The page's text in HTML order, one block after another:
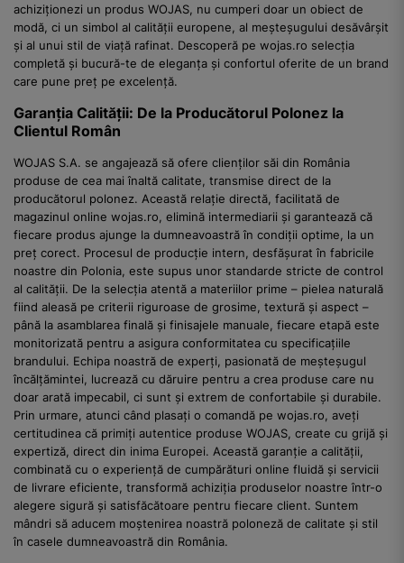
achiziționezi un produs WOJAS, nu cumperi doar un obiect de
modă, ci un simbol al calității europene, al meșteșugului desăvârșit
și al unui stil de viață rafinat. Descoperă pe wojas.ro selecția
completă și bucură-te de eleganța și confortul oferite de un brand
care pune preț pe excelență.
Garanția Calității: De la Producătorul Polonez la
Clientul Român
WOJAS S.A. se angajează să ofere clienților săi din România
produse de cea mai înaltă calitate, transmise direct de la
producătorul polonez. Această relație directă, facilitată de
magazinul online wojas.ro, elimină intermediarii și garantează că
fiecare produs ajunge la dumneavoastră în condiții optime, la un
preț corect. Procesul de producție intern, desfășurat în fabricile
noastre din Polonia, este supus unor standarde stricte de control
al calității. De la selecția atentă a materiilor prime – pielea naturală
fiind aleasă pe criterii riguroase de grosime, textură și aspect –
până la asamblarea finală și finisajele manuale, fiecare etapă este
monitorizată pentru a asigura conformitatea cu specificațiile
brandului. Echipa noastră de experți, pasionată de meșteșugul
încălțămintei, lucrează cu dăruire pentru a crea produse care nu
doar arată impecabil, ci sunt și extrem de confortabile și durabile.
Prin urmare, atunci când plasați o comandă pe wojas.ro, aveți
certitudinea că primiți autentice produse WOJAS, create cu grijă și
expertiză, direct din inima Europei. Această garanție a calității,
combinată cu o experiență de cumpărături online fluidă și servicii
de livrare eficiente, transformă achiziția produselor noastre într-o
alegere sigură și satisfăcătoare pentru fiecare client. Suntem
mândri să aducem moștenirea noastră poloneză de calitate și stil
în casele dumneavoastră din România.